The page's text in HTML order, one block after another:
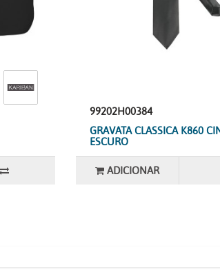
99202H00384
GRAVATA CLASSICA K860
ESCURO
ADICIONAR